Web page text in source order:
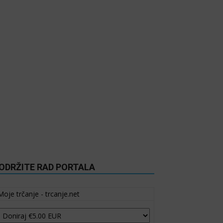
RAD PORTALA
trčanje - trcanje.net